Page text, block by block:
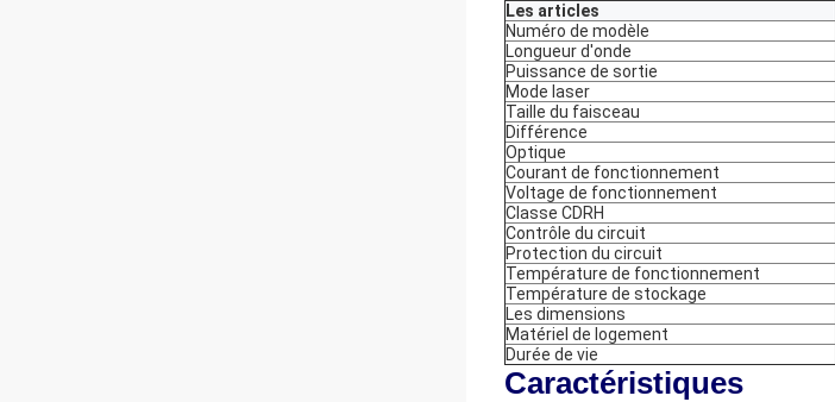
Les articles
Numéro de modèle
Longueur d'onde
Puissance de sortie
Mode laser
Taille du faisceau
Différence
Optique
Courant de fonctionnement
Voltage de fonctionnement
Classe CDRH
Contrôle du circuit
Protection du circuit
Température de fonctionnement
Température de stockage
Les dimensions
Matériel de logement
Durée de vie
Caractéristiques